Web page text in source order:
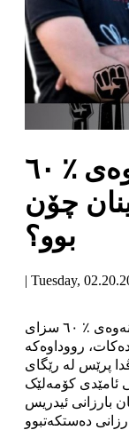
چیرۆکی کەمکردنەوەی ٪ ٦٠
چۆن
بوو؟
| Tuesday,
رۆژنامەنوس قادر نادر چیرۆکی کەمکردنەوەی ٪ ٦٠ سزای
دەکات، رووداوەکە
پرێس لە رێگای
ئامێدی کۆمەلێک
بارزانی ئیدریس